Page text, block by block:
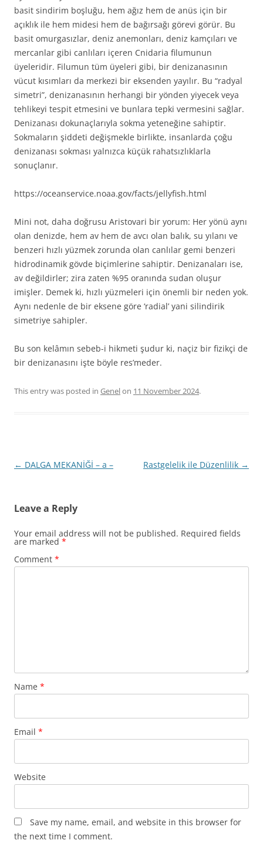
basit sindirim boşluğu, hem ağız hem de anüs için bir
açıklık ile hem midesi hem de bağırsağı görevi görür. Bu
basit omurgasızlar, deniz anemonları, deniz kamçıları ve
mercanlar gibi canlıları içeren Cnidaria filumunun
üyeleridir. Filumun tüm üyeleri gibi, bir denizanasının
vücut kısımları da merkezi bir eksenden yayılır. Bu “radyal
simetri”, denizanasının herhangi bir yönden yiyecek veya
tehlikeyi tespit etmesini ve bunlara tepki vermesini sağlar.
Denizanası dokunaçlarıyla sokma yeteneğine sahiptir.
Sokmaların şiddeti değişmekle birlikte, insanlarda çoğu
denizanası sokması yalnızca küçük rahatsızlıklarla
sonuçlanır.
https://oceanservice.noaa.gov/facts/jellyfish.html
Mini not, daha doğrusu Aristovari bir yorum: Her yönü aynı
olan denizde, hem av hem de avcı olan balık, su yılanı ve
benzeri hızlı yüzmek zorunda olan canlılar gemi benzeri
hidrodinamik gövde biçimlerine sahiptir. Denizanaları ise,
av değildirler; zira zaten %95 oranında sudan oluşur
imişler. Demek ki, hızlı yüzmeleri için önemli bir neden yok.
Aynı nedenle de bir eksene göre ‘radial’ yani silindirik
simetriye sahipler.
Bu son kelâmın sebeb-i hikmeti şudur ki, naçiz bir fizikçi de
bir denizanasını işte böyle res’meder.
This entry was posted in Genelon 11 November 2024.
Post
← DALGA MEKANİĞİ – a – Rastgelelik ile Düzenlilik →
Leave a Reply
Your email address will not be published. Required fields
are marked *
Comment *
Name *
Email *
Website
Save my name, email, and website in this browser for
the next time I comment.